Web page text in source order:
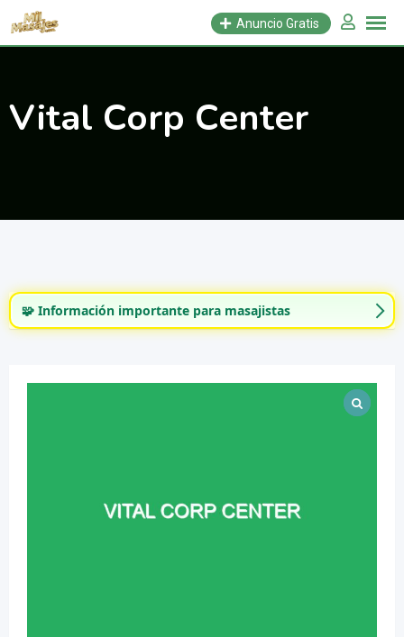
Saltar
Anuncio Gratis
Vital Corp Center
🧩 Información importante para masajistas